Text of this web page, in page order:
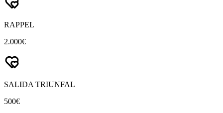
RAPPEL
2.000€
SALIDA TRIUNFAL
500€